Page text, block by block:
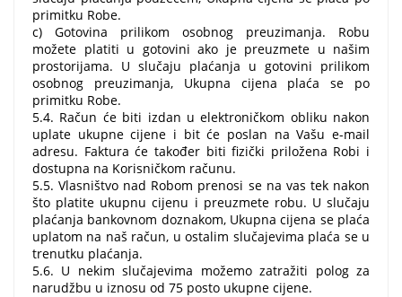
primitku Robe.
c) Gotovina prilikom osobnog preuzimanja. Robu
možete platiti u gotovini ako je preuzmete u našim
prostorijama. U slučaju plaćanja u gotovini prilikom
osobnog preuzimanja, Ukupna cijena plaća se po
primitku Robe.
5.4. Račun će biti izdan u elektroničkom obliku nakon
uplate ukupne cijene i bit će poslan na Vašu e-mail
adresu. Faktura će također biti fizički priložena Robi i
dostupna na Korisničkom računu.
5.5. Vlasništvo nad Robom prenosi se na vas tek nakon
što platite ukupnu cijenu i preuzmete robu. U slučaju
plaćanja bankovnom doznakom, Ukupna cijena se plaća
uplatom na naš račun, u ostalim slučajevima plaća se u
trenutku plaćanja.
5.6. U nekim slučajevima možemo zatražiti polog za
narudžbu u iznosu od 75 posto ukupne cijene.